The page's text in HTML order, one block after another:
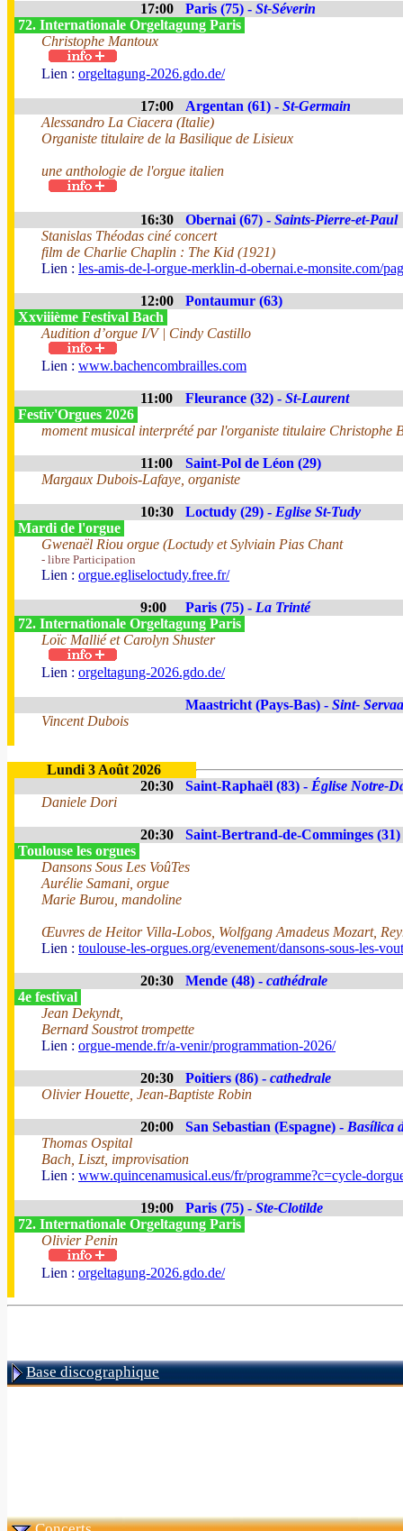
17:00 Paris (75) - St-Séverin
72. Internationale Orgeltagung Paris
Christophe Mantoux
Lien : orgeltagung-2026.gdo.de/
17:00 Argentan (61) - St-Germain
Alessandro La Ciacera (Italie)
Organiste titulaire de la Basilique de Lisieux
une anthologie de l'orgue italien
16:30 Obernai (67) - Saints-Pierre-et-Paul
Stanislas Théodas ciné concert
film de Charlie Chaplin : The Kid (1921)
Lien : les-amis-de-l-orgue-merklin-d-obernai.e-monsite.com/
12:00
Pontaumur (63)
Xxviiième Festival Bach
Audition d’orgue I/V | Cindy Castillo
Lien : www.bachencombrailles.com
11:00 Fleurance (32) - St-Laurent
Festiv'Orgues 2026
moment musical interprété par l'organiste titulaire Christophe
11:00
Saint-Pol de Léon (29)
Margaux Dubois-Lafaye, organiste
10:30 Loctudy (29) - Eglise St-Tudy
Mardi de l'orgue
Gwenaël Riou orgue (Loctudy et Sylviain Pias Chant
- libre Participation
Lien : orgue.egliseloctudy.free.fr/
9:00 Paris (75) - La Trinté
72. Internationale Orgeltagung Paris
Loïc Mallié et Carolyn Shuster
Lien : orgeltagung-2026.gdo.de/
Maastricht (Pays-Bas) - Sint-
Vincent Dubois
Lundi 3 Août 2026
20:30
Saint-Raphaël (83) - Église Notre-
Daniele Dori
20:30
Saint-Bertrand-de-Comminges
Toulouse les orgues
Dansons Sous Les VoûTes
Aurélie Samani, orgue
Marie Burou, mandoline
Œuvres de Heitor Villa-Lobos, Wolfgang Amadeus Mozart,
Lien : toulouse-les-orgues.org/evenement/dansons-sous-les-
20:30 Mende (48) - cathédrale
4e festival
Jean Dekyndt,
Bernard Soustrot trompette
Lien : orgue-mende.fr/a-venir/programmation-2026/
20:30 Poitiers (86) - cathedrale
Olivier Houette, Jean-Baptiste Robin
20:00 San Sebastian (Espagne) - Basílica
Thomas Ospital
Bach, Liszt, improvisation
Lien : www.quincenamusical.eus/fr/programme?c=cycle-
19:00 Paris (75) - Ste-Clotilde
72. Internationale Orgeltagung Paris
Olivier Penin
Lien : orgeltagung-2026.gdo.de/
Base discographique